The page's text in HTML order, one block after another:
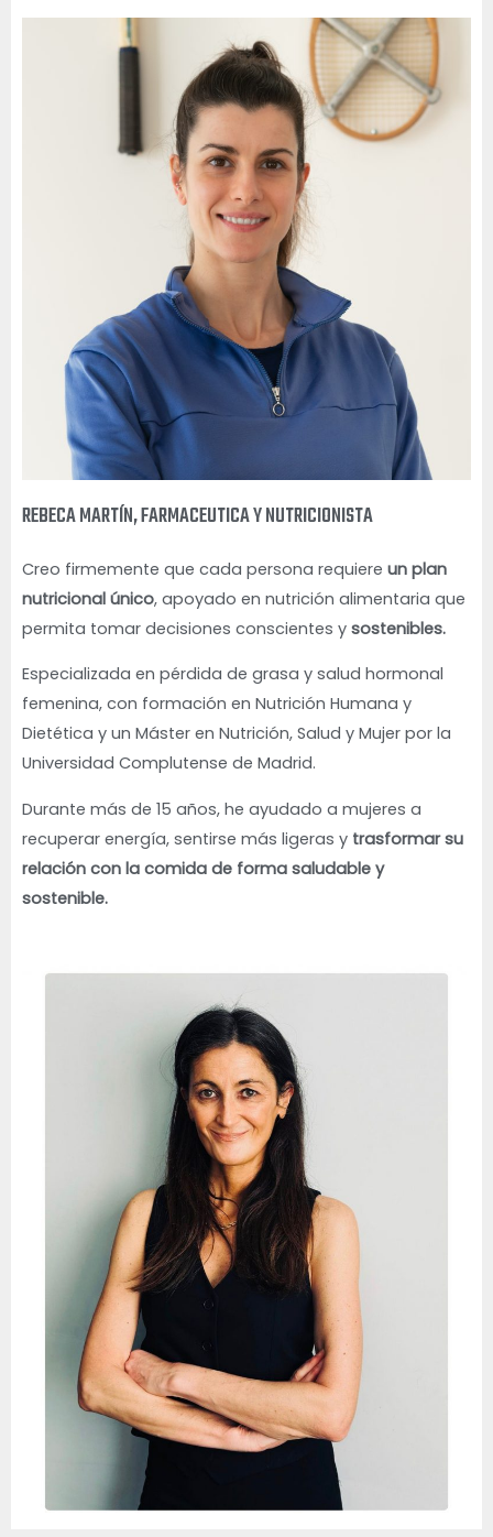
REBECA MARTÍN, FARMACEUTICA Y NUTRICIONISTA
Creo firmemente que cada persona requiere un plan
nutricional único, apoyado en nutrición alimentaria que
permita tomar decisiones conscientes y sostenibles.
Especializada en pérdida de grasa y salud hormonal
femenina, con formación en Nutrición Humana y
Dietética y un Máster en Nutrición, Salud y Mujer por la
Universidad Complutense de Madrid.
Durante más de 15 años, he ayudado a mujeres a
recuperar energía, sentirse más ligeras y trasformar su
relación con la comida de forma saludable y
sostenible.